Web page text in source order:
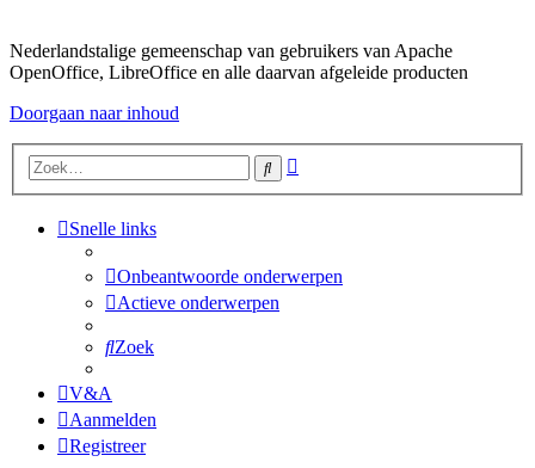
Nederlandstalige gemeenschap van gebruikers van Apache
OpenOffice, LibreOffice en alle daarvan afgeleide producten
Doorgaan naar inhoud
Zoek
Snelle links
Onbeantwoorde onderwerpen
Actieve onderwerpen
Zoek
V&A
Aanmelden
Registreer